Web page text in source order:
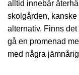
alltid innebär
skolgården,
alternativ. Finns
gå en promenad
med några